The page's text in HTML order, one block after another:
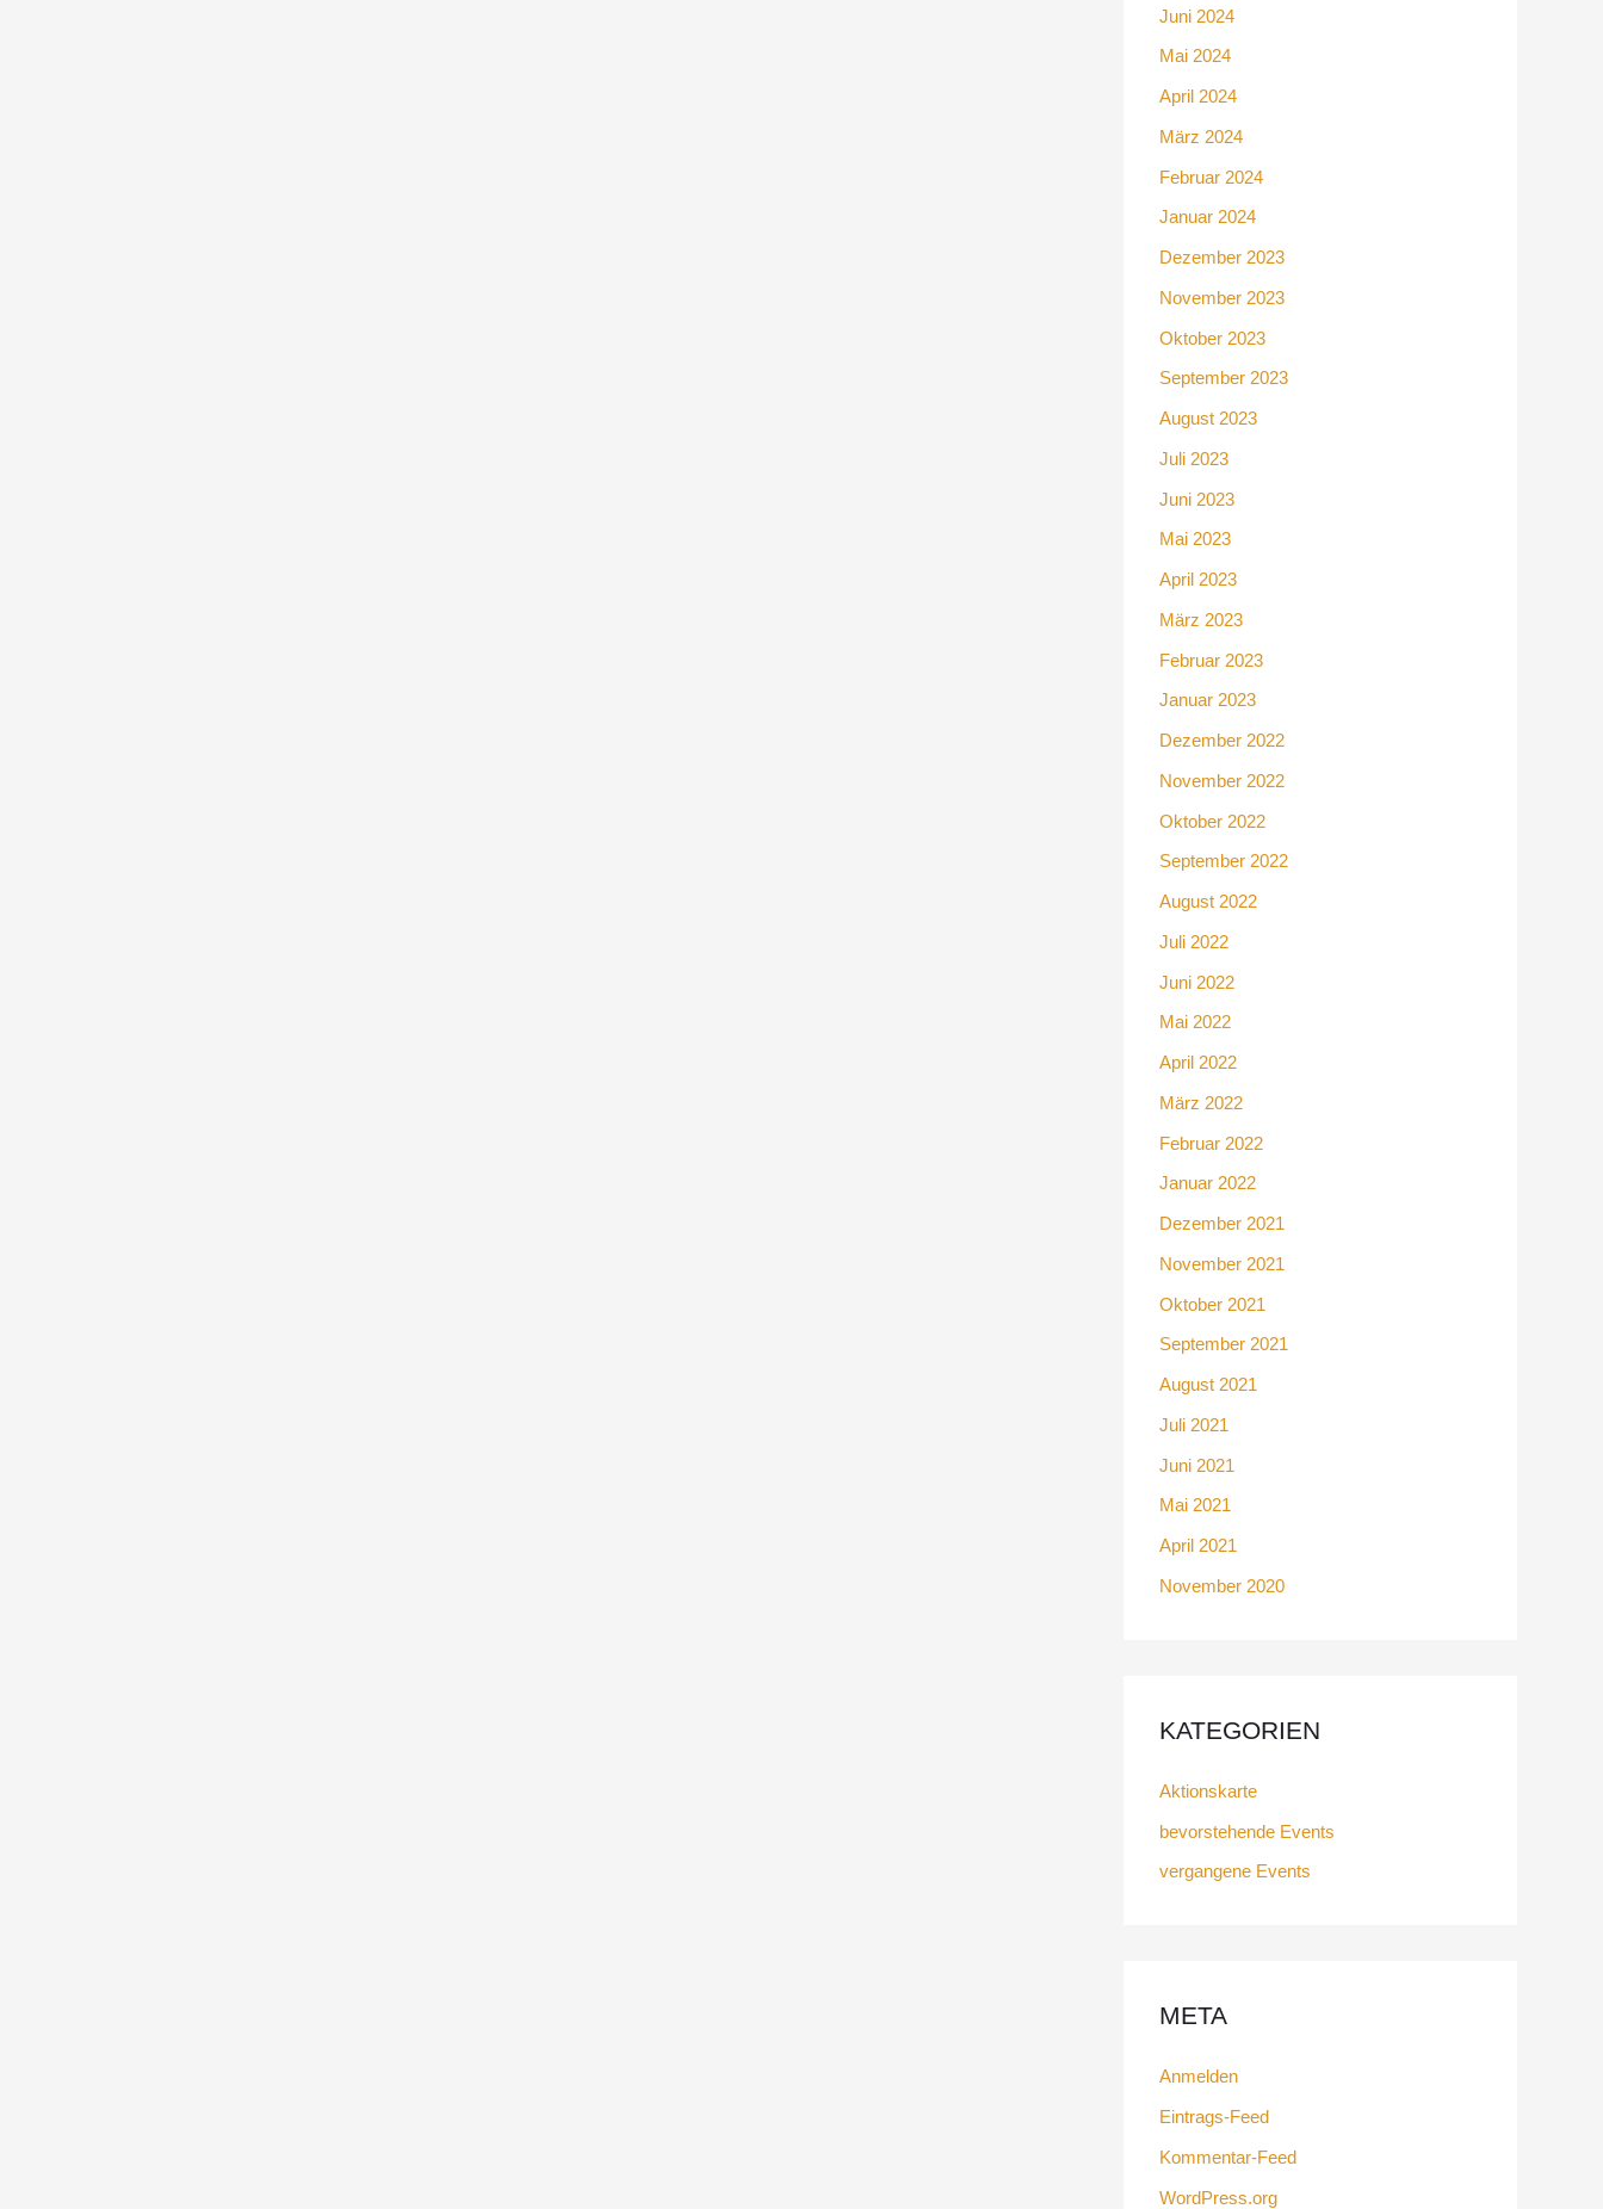
Juni 2024
Mai 2024
April 2024
März 2024
Februar 2024
Januar 2024
Dezember 2023
November 2023
Oktober 2023
September 2023
August 2023
Juli 2023
Juni 2023
Mai 2023
April 2023
März 2023
Februar 2023
Januar 2023
Dezember 2022
November 2022
Oktober 2022
September 2022
August 2022
Juli 2022
Juni 2022
Mai 2022
April 2022
März 2022
Februar 2022
Januar 2022
Dezember 2021
November 2021
Oktober 2021
September 2021
August 2021
Juli 2021
Juni 2021
Mai 2021
April 2021
November 2020
KATEGORIEN
Aktionskarte
bevorstehende Events
vergangene Events
META
Anmelden
Eintrags-Feed
Kommentar-Feed
WordPress.org